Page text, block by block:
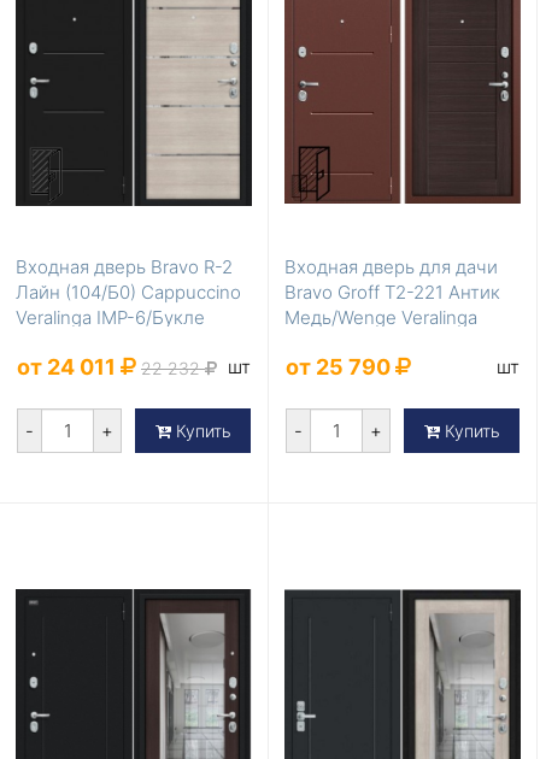
Входная дверь Bravo R-2
Лайн (104/Б0) Cappuccino
Veralinga IMP-6/Букле
от 24 011 22 232 шт
- + Купить
Входная дверь для дачи
Bravo Groff Т2-221 Антик
Медь/Wenge Veralinga
от 25 790 шт
- + Купить